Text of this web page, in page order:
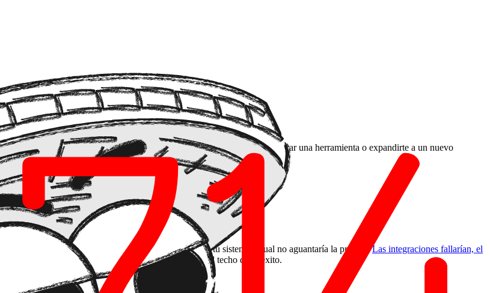
siente como caminar por el barro. Si cada vez que quieres innovar, integrar una herramienta o expandirte a un nuevo
, tienes un problema de cimientos.
es el momento de celebrar. En la práctica, sabes que tu sistema actual no aguantaría la presión.Las integraciones fallarían, el
del nuevo contrato. Tu tecnología ha dictado el techo de tu éxito.